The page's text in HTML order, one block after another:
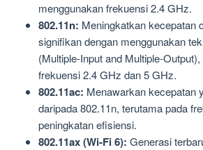
menggunakan frekuensi 2.4 GHz.
802.11n: Meningkatkan kecepatan
signifikan dengan menggunakan
(Multiple-Input and Multiple-
frekuensi 2.4 GHz dan 5 GHz.
802.11ac: Menawarkan kecepatan
daripada 802.11n, terutama pada
peningkatan efisiensi.
802.11ax (Wi-Fi 6): Generasi